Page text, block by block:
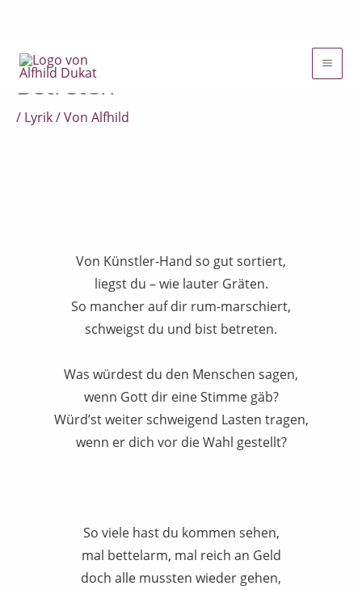
Zum
Inhalt
springen
Betreten
/ Lyrik/ Von Alfhild
Von Künstler-Hand so gut sortiert,
liegst du – wie lauter Gräten.
So mancher auf dir rum-marschiert,
schweigst du und bist betreten.
Was würdest du den Menschen sagen,
wenn Gott dir eine Stimme gäb?
Würd’st weiter schweigend Lasten tragen,
wenn er dich vor die Wahl gestellt?
So viele hast du kommen sehen,
mal bettelarm, mal reich an Geld
doch alle mussten wieder gehen,